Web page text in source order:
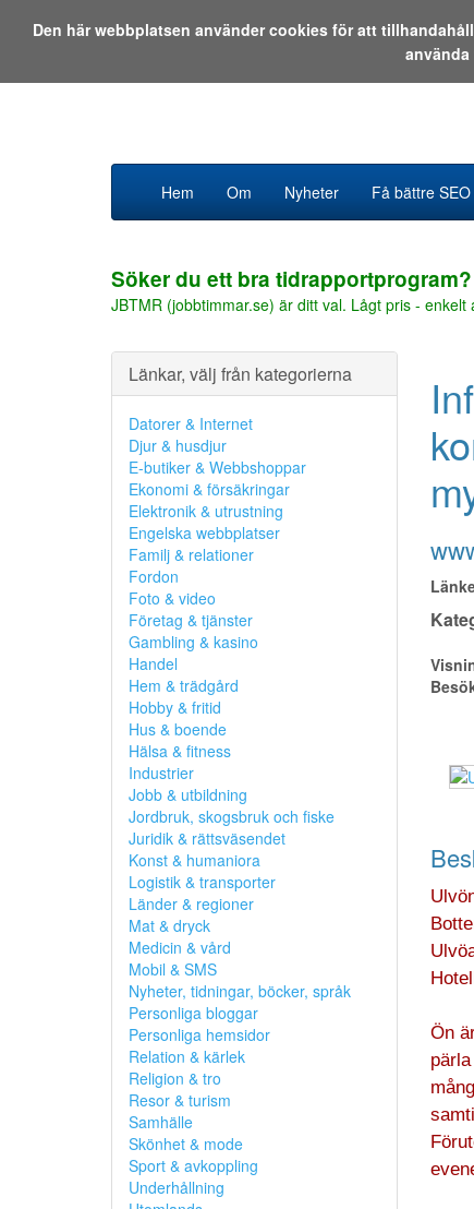
Hem Om Nyheter Få bättre SEO
Söker du ett bra tidrapportprogram?
JBTMR (jobbtimmar.se) är ditt val. Lågt pris - enkelt
Länkar, välj från kategorierna
Datorer & Internet
Djur & husdjur
E-butiker & Webbshoppar
Ekonomi & försäkringar
Elektronik & utrustning
Engelska webbplatser
Familj & relationer
Fordon
Foto & video
Företag & tjänster
Gambling & kasino
Handel
Hem & trädgård
Hobby & fritid
Hus & boende
Hälsa & fitness
Industrier
Jobb & utbildning
Jordbruk, skogsbruk och fiske
Juridik & rättsväsendet
Konst & humaniora
Logistik & transporter
Länder & regioner
Mat & dryck
Medicin & vård
Mobil & SMS
Nyheter, tidningar, böcker, språk
Personliga bloggar
Personliga hemsidor
Relation & kärlek
Religion & tro
Resor & turism
Samhälle
Skönhet & mode
Sport & avkoppling
Underhållning
Ön
Den här webbplatsen använder cookies för att